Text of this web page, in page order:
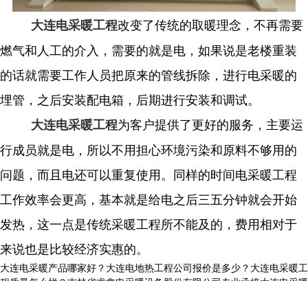
大连电采暖工程改变了传统的取暖理念，不再需要
燃气和人工的介入，需要的就是电，如果说是老楼重装
的话就需要工作人员把原来的管线拆除，进行电采暖的
埋管，之后安装配电箱，后期进行安装和调试。
大连电采暖工程为客户提供了更好的服务，主要运
行成员就是电，所以不用担心环境污染和原料不够用的
问题，而且电还可以重复使用。同样的时间电采暖工程
工作效率会更高，基本就是给电之后三五分钟就会开始
发热，这一点是传统采暖工程所不能及的，费用相对于
来说也是比较经济实惠的。
大连电采暖产品哪家好？大连电地热工程公司报价是多少？大连电采暖工